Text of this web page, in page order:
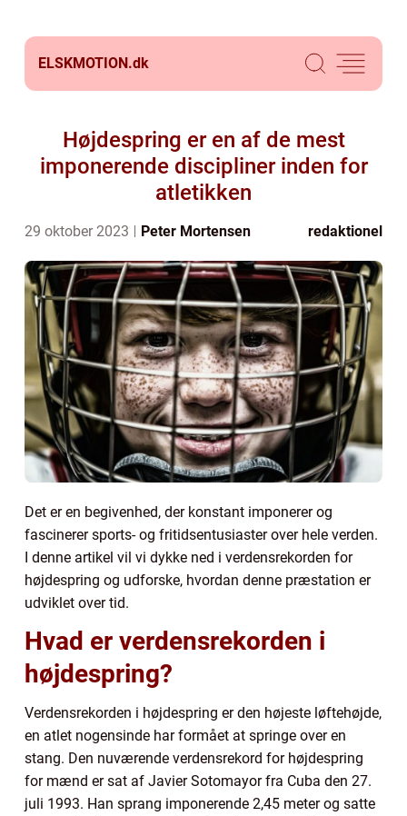
ELSKMOTION.dk
Højdespring er en af de mest
imponerende discipliner inden for
atletikken
29 oktober 2023 Peter Mortensen redaktionel
Det er en begivenhed, der konstant imponerer og
fascinerer sports- og fritidsentusiaster over hele verden.
I denne artikel vil vi dykke ned i verdensrekorden for
højdespring og udforske, hvordan denne præstation er
udviklet over tid.
Hvad er verdensrekorden i
højdespring?
Verdensrekorden i højdespring er den højeste løftehøjde,
en atlet nogensinde har formået at springe over en
stang. Den nuværende verdensrekord for højdespring
for mænd er sat af Javier Sotomayor fra Cuba den 27.
juli 1993. Han sprang imponerende 2,45 meter og satte